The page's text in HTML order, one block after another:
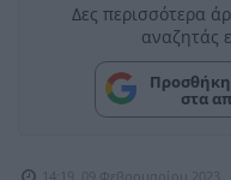
Δες περισσότερα
αναζητάς
στα
14:19, 09 Φεβρουαρίου 2023